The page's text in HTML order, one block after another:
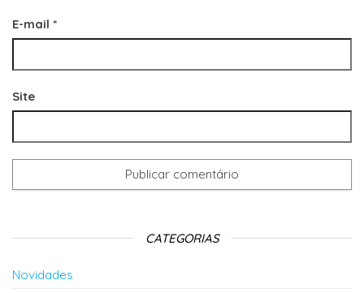
E-mail *
Site
CATEGORIAS
Novidades